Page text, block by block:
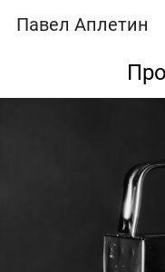
Павел Аплетин